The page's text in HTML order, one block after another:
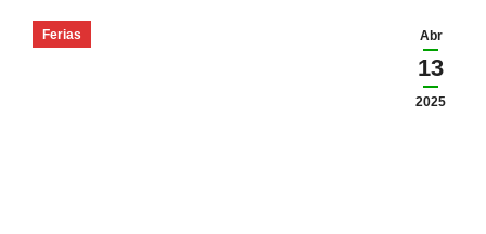
Abr
13
2025
Ferias